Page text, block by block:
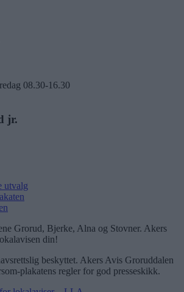
08.30-16.30
jr.
utvalg
Grorud, Bjerke, Alna og Stovner. Akers
din!
beskyttet. Akers Avis Groruddalen
plakatens regler for god presseskikk.